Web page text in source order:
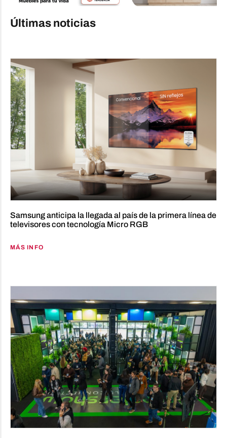
Últimas noticias
Samsung anticipa la llegada al país de la primera línea de
televisores con tecnología Micro RGB
MÁS INFO